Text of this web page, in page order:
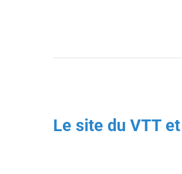
Le site du VTT